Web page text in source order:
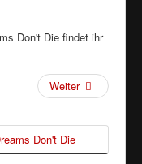
Don't Die findet ihr
Weiter
Don't Die